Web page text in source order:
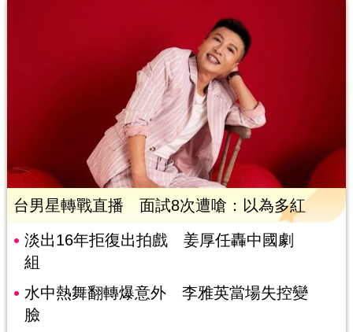
台男星轉戰直播 面試8次遭嗆：以為多紅
淡出16年拒復出拍戲 姜厚任轟中國劇
組
水中熱舞翻轉爆意外 李雅英當場失控變
臉